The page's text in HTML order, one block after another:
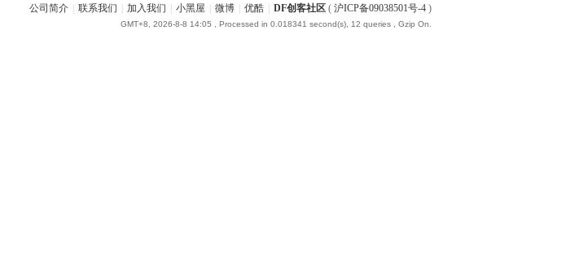
公司简介 联系我们 加入我们 小黑屋 微博 优酷 DF创客社区 ( 沪ICP备09038501号-4 )
GMT+8, 2026-8-8 14:05 , Processed in 0.018341 second(s), 12 queries , Gzip On.